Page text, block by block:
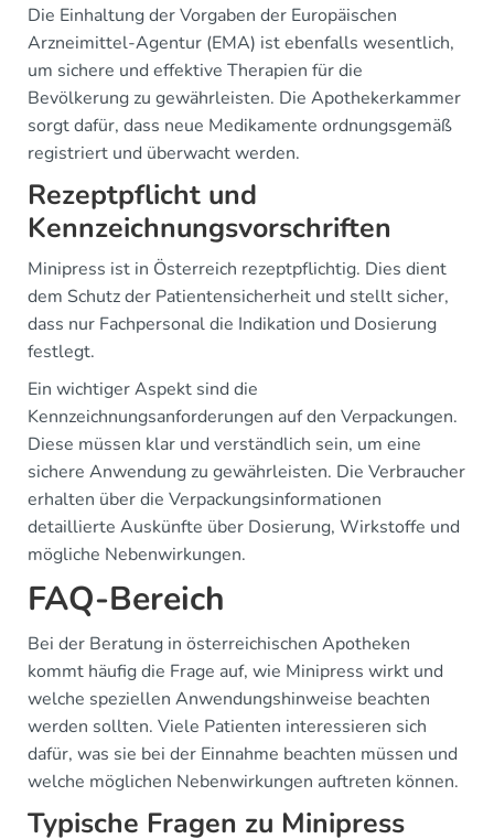
Die Einhaltung der Vorgaben der Europäischen
Arzneimittel-Agentur (EMA) ist ebenfalls wesentlich,
um sichere und effektive Therapien für die
Bevölkerung zu gewährleisten. Die Apothekerkammer
sorgt dafür, dass neue Medikamente ordnungsgemäß
registriert und überwacht werden.
Rezeptpflicht und
Kennzeichnungsvorschriften
Minipress ist in Österreich rezeptpflichtig. Dies dient
dem Schutz der Patientensicherheit und stellt sicher,
dass nur Fachpersonal die Indikation und Dosierung
festlegt.
Ein wichtiger Aspekt sind die
Kennzeichnungsanforderungen auf den Verpackungen.
Diese müssen klar und verständlich sein, um eine
sichere Anwendung zu gewährleisten. Die Verbraucher
erhalten über die Verpackungsinformationen
detaillierte Auskünfte über Dosierung, Wirkstoffe und
mögliche Nebenwirkungen.
FAQ-Bereich
Bei der Beratung in österreichischen Apotheken
kommt häufig die Frage auf, wie Minipress wirkt und
welche speziellen Anwendungshinweise beachten
werden sollten. Viele Patienten interessieren sich
dafür, was sie bei der Einnahme beachten müssen und
welche möglichen Nebenwirkungen auftreten können.
Typische Fragen zu Minipress